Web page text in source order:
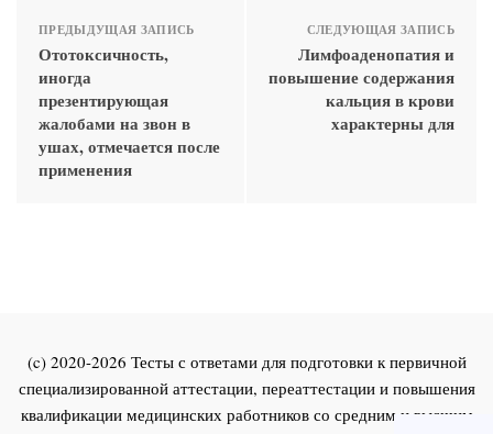
ПРЕДЫДУЩАЯ ЗАПИСЬ
Ототоксичность,
иногда
презентирующая
жалобами на звон в
ушах, отмечается после
применения
СЛЕДУЮЩАЯ ЗАПИСЬ
Лимфоаденопатия и
повышение содержания
кальция в крови
характерны для
(c) 2020-2026 Тесты с ответами для подготовки к первичной
специализированной аттестации, переаттестации и повышения
квалификации медицинских работников со средним и высшим